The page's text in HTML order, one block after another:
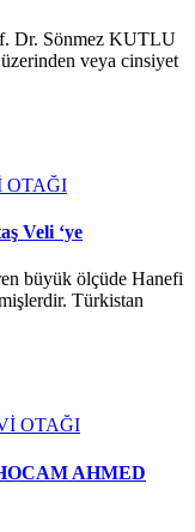
Dr. Sönmez KUTLU
veya cinsiyet
OTAĞI
Veli ‘ye
büyük ölçüde Hanefi
Türkistan
OTAĞI
AHMED